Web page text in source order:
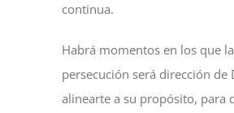
continua.
Habrá momentos en los que
persecución será dirección de
alinearte a su propósito, para